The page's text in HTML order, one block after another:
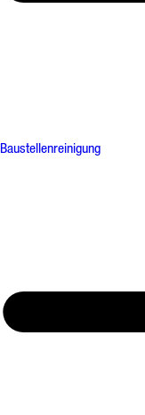
Baustellenreinigung